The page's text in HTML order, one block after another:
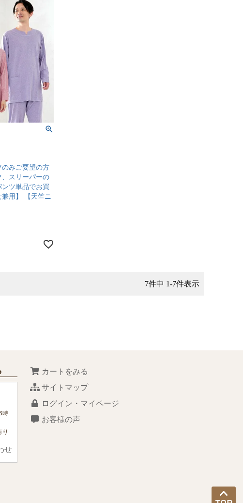
のみご要望の方
スリーパーの
ツ単品でお買
用】 【天竺ニ
7件中 1-7件表示
時
せ
カートをみる
サイトマップ
ログイン・マイページ
お客様の声